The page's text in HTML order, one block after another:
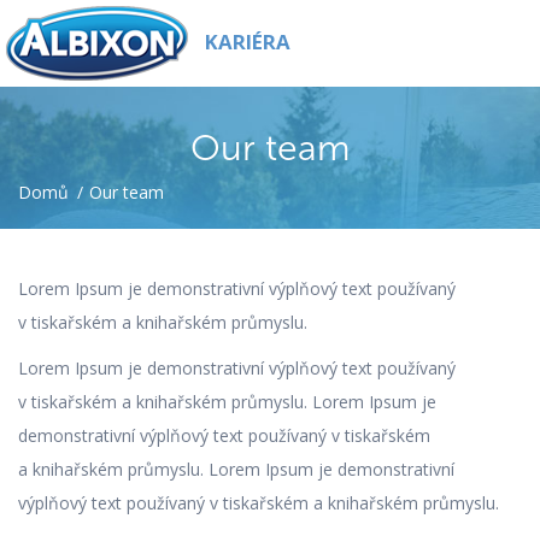
KARIÉRA
Our team
Domů Our team
Lorem Ipsum je demonstrativní výplňový text používaný
v tiskařském a knihařském průmyslu.
Lorem Ipsum je demonstrativní výplňový text používaný
v tiskařském a knihařském průmyslu. Lorem Ipsum je
demonstrativní výplňový text používaný v tiskařském
a knihařském průmyslu. Lorem Ipsum je demonstrativní
výplňový text používaný v tiskařském a knihařském průmyslu.